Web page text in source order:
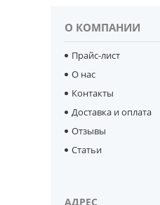
О КОМПАНИИ
Прайс-лист
О нас
Контакты
Доставка и оплата
Отзывы
Статьи